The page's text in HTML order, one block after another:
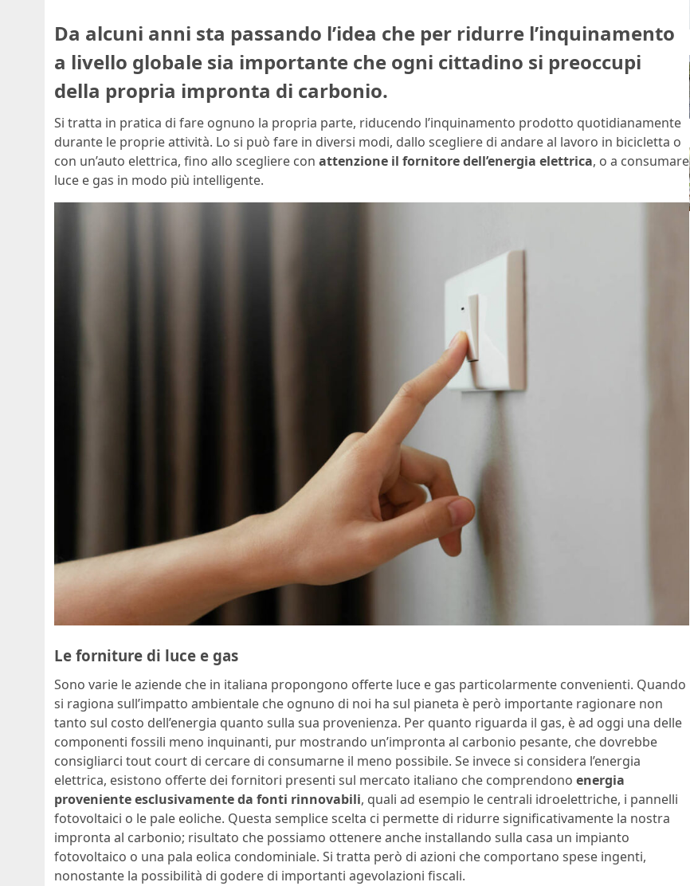
Da alcuni anni sta passando l’idea che per ridurre l’inquinamento
a livello globale sia importante che ogni cittadino si preoccupi
della propria impronta di carbonio.
Si tratta in pratica di fare ognuno la propria parte, riducendo l’inquinamento prodotto quotidianamente
durante le proprie attività. Lo si può fare in diversi modi, dallo scegliere di andare al lavoro in bicicletta o
con un’auto elettrica, fino allo scegliere con attenzione il fornitore dell’energia elettrica, o a consumare
luce e gas in modo più intelligente.
Le forniture di luce e gas
Sono varie le aziende che in italiana propongono offerte luce e gas particolarmente convenienti. Quando
si ragiona sull’impatto ambientale che ognuno di noi ha sul pianeta è però importante ragionare non
tanto sul costo dell’energia quanto sulla sua provenienza. Per quanto riguarda il gas, è ad oggi una delle
componenti fossili meno inquinanti, pur mostrando un’impronta al carbonio pesante, che dovrebbe
consigliarci tout court di cercare di consumarne il meno possibile. Se invece si considera l’energia
elettrica, esistono offerte dei fornitori presenti sul mercato italiano che comprendono energia
proveniente esclusivamente da fonti rinnovabili, quali ad esempio le centrali idroelettriche, i pannelli
fotovoltaici o le pale eoliche. Questa semplice scelta ci permette di ridurre significativamente la nostra
impronta al carbonio; risultato che possiamo ottenere anche installando sulla casa un impianto
fotovoltaico o una pala eolica condominiale. Si tratta però di azioni che comportano spese ingenti,
nonostante la possibilità di godere di importanti agevolazioni fiscali.